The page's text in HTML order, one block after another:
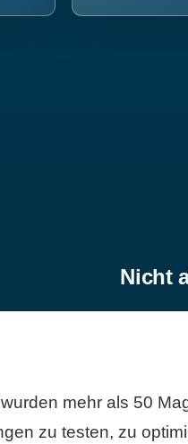
Nicht
mehr als 50
zu testen, zu